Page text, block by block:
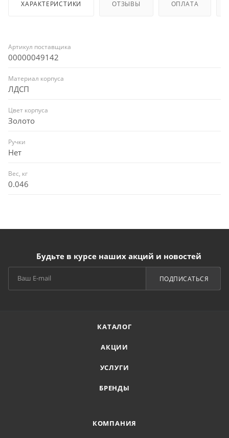
ХАРАКТЕРИСТИКИ ОТЗЫВЫ ОПЛАТА
Артикул поставщика
00000049142
Материал корпуса
ЛДСП
Цвет корпуса
Золото
Ручки
Нет
Вес, кг
0.046
Будьте в курсе наших акций и новостей
ПОДПИСАТЬСЯ
КАТАЛОГ
АКЦИИ
УСЛУГИ
БРЕНДЫ
КОМПАНИЯ